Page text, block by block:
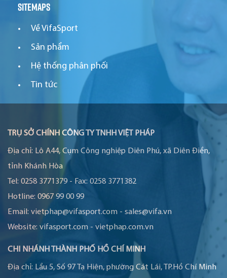
Sitemaps
Về VifaSport
Sản phẩm
Hệ thống phân phối
Tin tức
TRỤ SỞ CHÍNH CÔNG TY TNHH VIỆT PHÁP
Địa chỉ: Lô A44, Cụm Công nghiệp Diên Phú, xã Diên Điền,
tỉnh Khánh Hòa
Tel: 0258 3771379 - Fax: 0258 3771382
Hotline: 0967 99 00 99
Email: vietphap@vifasport.com - sales@vifa.vn
Website: vifasport.com - vietphap.com.vn
CHI NHÁNH THÀNH PHỐ HỒ CHÍ MINH
Địa chỉ: Lầu 5, Số 97 Tạ Hiện, phường Cát Lái, TP.Hồ Chí Minh